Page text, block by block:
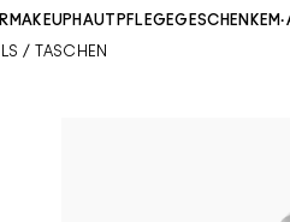
MAKEUP HAUTPFLEGEGESCHENKE
/ TASCHEN